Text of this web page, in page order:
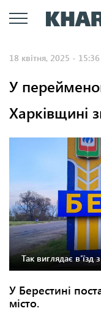
18 квітня, 2025 - 15:36
У
Харківщині
Так виглядає в'їзд
У Берестині
місто.